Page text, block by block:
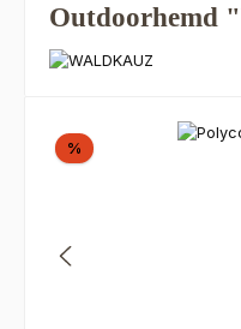
Outdoorhemd
Bildergalerie
% Rabatt